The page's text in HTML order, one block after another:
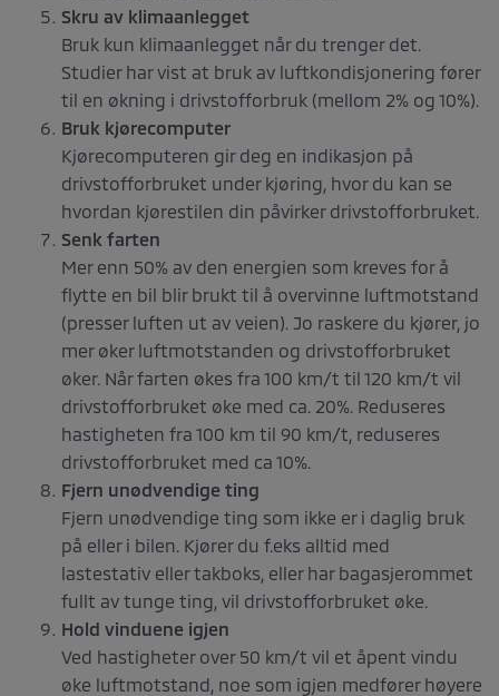
Skru av klimaanlegget
Bruk kun klimaanlegget når du trenger det.
Studier har vist at bruk av luftkondisjonering fører
til en økning i drivstofforbruk (mellom 2% og 10%).
Bruk kjørecomputer
Kjørecomputeren gir deg en indikasjon på
drivstofforbruket under kjøring, hvor du kan se
hvordan kjørestilen din påvirker drivstofforbruket.
Senk farten
Mer enn 50% av den energien som kreves for å
flytte en bil blir brukt til å overvinne luftmotstand
(presser luften ut av veien). Jo raskere du kjører, jo
mer øker luftmotstanden og drivstofforbruket
øker. Når farten økes fra 100 km/t til 120 km/t vil
drivstofforbruket øke med ca. 20%. Reduseres
hastigheten fra 100 km til 90 km/t, reduseres
drivstofforbruket med ca 10%.
Fjern unødvendige ting
Fjern unødvendige ting som ikke er i daglig bruk
på eller i bilen. Kjører du f.eks alltid med
lastestativ eller takboks, eller har bagasjerommet
fullt av tunge ting, vil drivstofforbruket øke.
Hold vinduene igjen
Ved hastigheter over 50 km/t vil et åpent vindu
øke luftmotstand, noe som igjen medfører høyere